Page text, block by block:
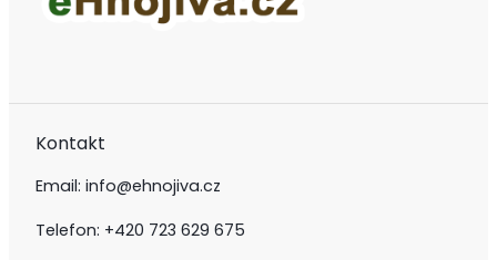
Kontakt
Email: info@ehnojiva.cz
Telefon: +420 723 629 675